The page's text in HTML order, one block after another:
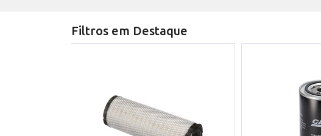
Filtros em Destaque